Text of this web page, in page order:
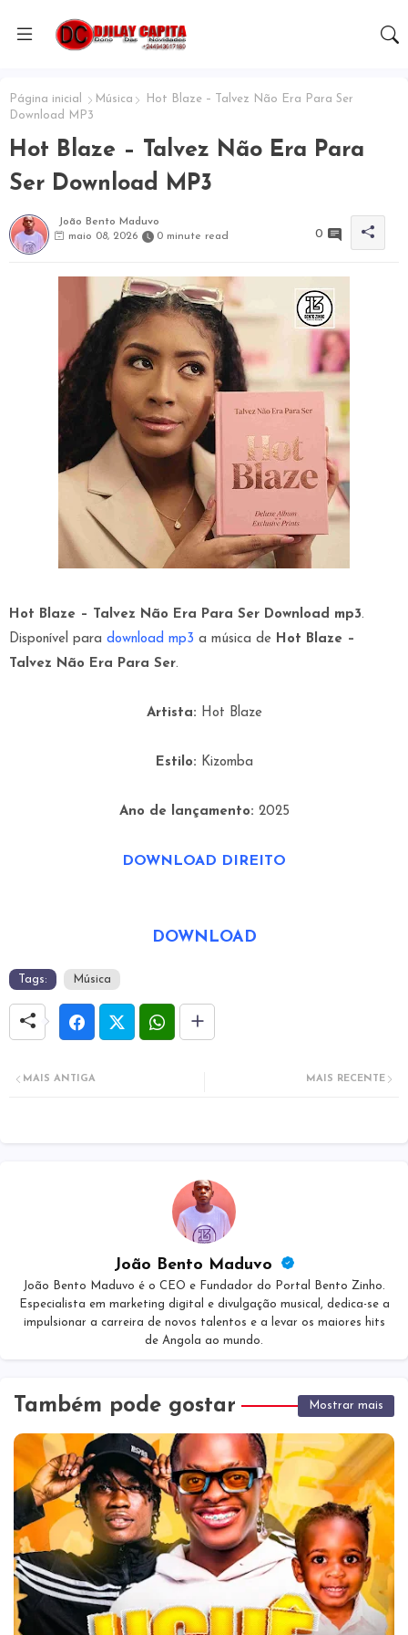
Página inicial Música
Hot Blaze – Talvez Não Era Para Ser
Download MP3
Hot Blaze – Talvez Não Era Para
Ser Download MP3
João Bento Maduvo
maio 08, 2026
0 minute read 0
Hot Blaze – Talvez Não Era Para Ser Download mp3.
Disponível para download mp3 a música de Hot Blaze –
Talvez Não Era Para Ser.
Artista: Hot Blaze
Estilo: Kizomba
Ano de lançamento: 2025
DOWNLOAD DIREITO
DOWNLOAD
Tags: Música
MAIS RECENTE
MAIS ANTIGA
João Bento Maduvo
João Bento Maduvo é o CEO e Fundador do Portal Bento Zinho.
Especialista em marketing digital e divulgação musical, dedica-se a
impulsionar a carreira de novos talentos e a levar os maiores hits
de Angola ao mundo.
Também pode gostar Mostrar mais